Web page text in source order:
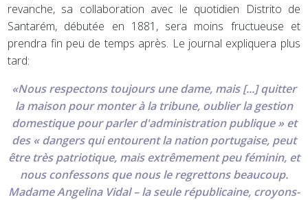
revanche, sa collaboration avec le quotidien Distrito de
Santarém, débutée en 1881, sera moins fructueuse et
prendra fin peu de temps après. Le journal expliquera plus
tard:
«Nous respectons toujours une dame, mais [...] quitter
la maison pour monter à la tribune, oublier la gestion
domestique pour parler d'administration publique » et
des « dangers qui entourent la nation portugaise, peut
être très patriotique, mais extrêmement peu féminin, et
nous confessons que nous le regrettons beaucoup.
Madame Angelina Vidal – la seule républicaine, croyons-